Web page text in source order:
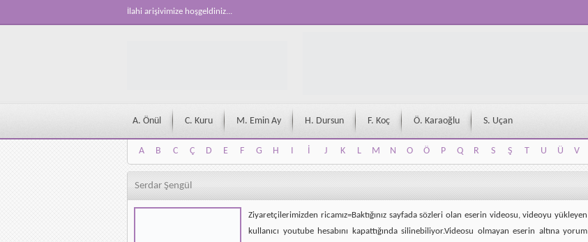
İlahi arişivimize hoşgeldiniz...
A. Önül C. Kuru M. Emin Ay H. Dursun F. Koç Ö. Karaoğlu S. Uçan
A B C Ç D E F G H I İ J K L M N O Ö P Q R S Ş T U Ü V
A
B C Ç D E F G H I İ J K L M N O Ö P Q R S Ş T U Ü V
Serdar Şengül
Ziyaretçilerimizden ricamız=Baktığınız sayfada sözleri olan eserin videosu, videoyu yükleyen
kullanıcı youtube hesabını kapattığında silinebiliyor.Videosu olmayan eserin altına yorum